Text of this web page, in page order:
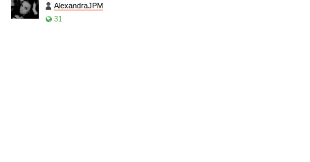
AlexandraJPM
31